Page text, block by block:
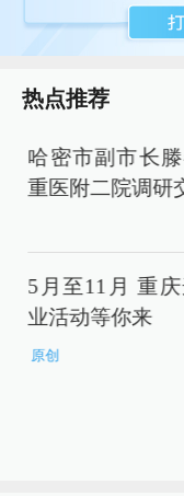
热点推荐
哈密市副市长
重医附二院调研
5月至11月 重
业活动等你来
原创